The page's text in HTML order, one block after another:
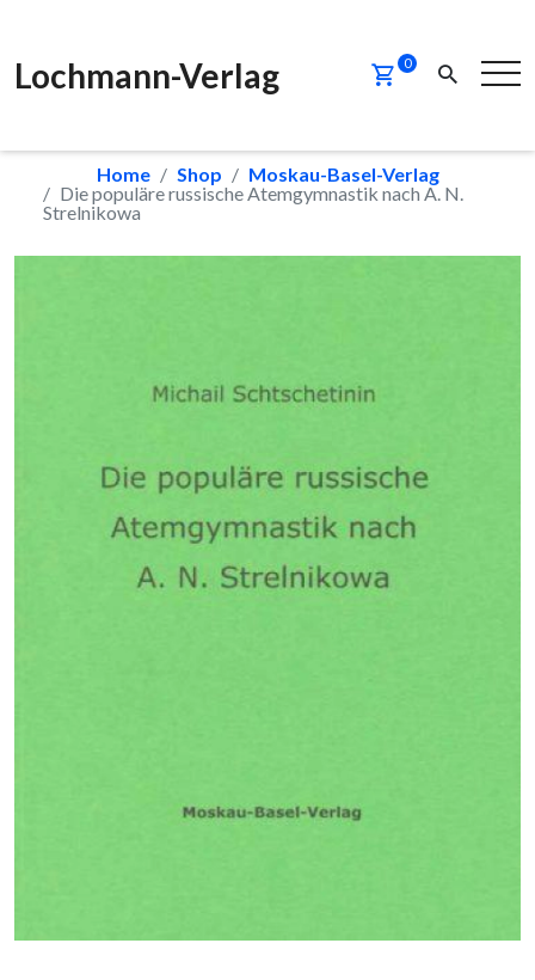
Lochmann-Verlag 0
Home Shop
Moskau-Basel-Verlag
Die populäre russische Atemgymnastik nach A. N.
Strelnikowa